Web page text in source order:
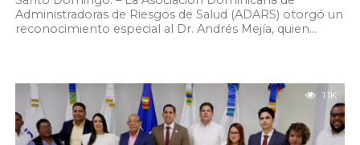
Administradoras de Riesgos de Salud (ADARS) otorgó un
reconocimiento especial al Dr. Andrés Mejía, quien...
1.1K